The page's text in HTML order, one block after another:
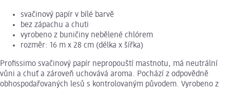
svačinový papír v bílé barvě
bez zápachu a chuti
vyrobeno z buničiny nebělené chlórem
rozměr: 16 m x 28 cm (délka x šířka)
Profissimo svačinový papír nepropouští mastnotu, má neutrální
vůni a chuť a zároveň uchovává aroma. Pochází z odpovědně
obhospodařovaných lesů s kontrolovaným původem. Vyrobeno z